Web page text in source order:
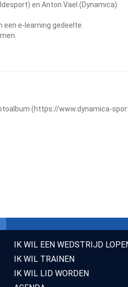
en Anton Vael (Dynamica)
e-learning gedeelte.
(https://www.dynamica-
IK WIL EEN WEDSTRIJD
IK WIL TRAINEN
IK WIL LID WORDEN